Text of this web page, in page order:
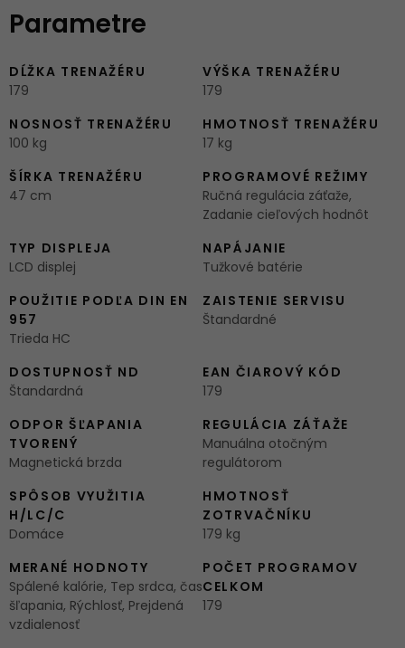
Parametre
DĹŽKA TRENAŽÉRU
179
VÝŠKA TRENAŽÉRU
179
NOSNOSŤ TRENAŽÉRU
100 kg
HMOTNOSŤ TRENAŽÉRU
17 kg
ŠÍRKA TRENAŽÉRU
47 cm
PROGRAMOVÉ REŽIMY
Ručná regulácia záťaže,
Zadanie cieľových hodnôt
TYP DISPLEJA
LCD displej
NAPÁJANIE
Tužkové batérie
POUŽITIE PODĽA DIN EN
957
Trieda HC
ZAISTENIE SERVISU
Štandardné
DOSTUPNOSŤ ND
Štandardná
EAN ČIAROVÝ KÓD
179
ODPOR ŠĽAPANIA
TVORENÝ
Magnetická brzda
REGULÁCIA ZÁŤAŽE
Manuálna otočným
regulátorom
SPÔSOB VYUŽITIA
H/LC/C
Domáce
HMOTNOSŤ
ZOTRVAČNÍKU
179 kg
MERANÉ HODNOTY
Spálené kalórie, Tep srdca, čas
šľapania, Rýchlosť, Prejdená
vzdialenosť
POČET PROGRAMOV
CELKOM
179